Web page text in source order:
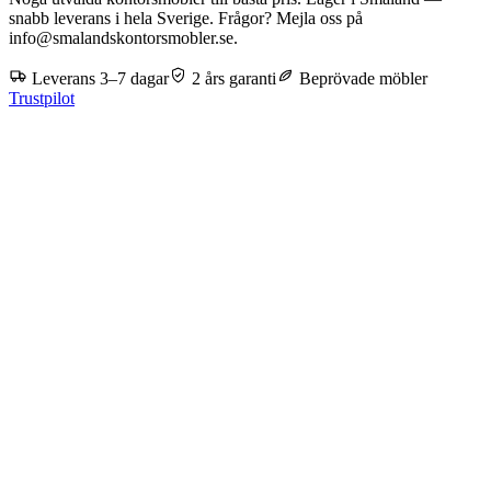
snabb leverans i hela Sverige. Frågor? Mejla oss på
info@smalandskontorsmobler.se.
Leverans 3–7 dagar 2 års garanti
Beprövade möbler
Trustpilot